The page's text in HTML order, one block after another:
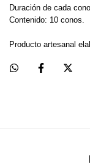
Duración de cada
Contenido: 10 conos.
Producto artesanal